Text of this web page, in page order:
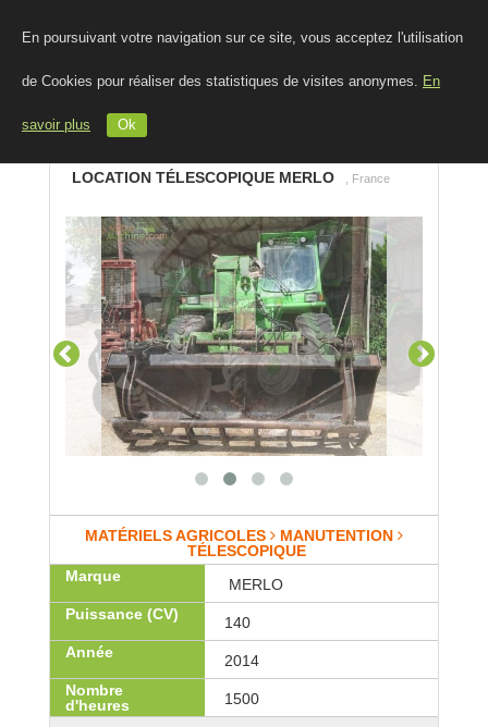
En poursuivant votre navigation sur ce site, vous acceptez l'utilisation
de Cookies pour réaliser des statistiques de visites anonymes. En
savoir plus Ok
LOCATION TÉLESCOPIQUE MERLO , France
MATÉRIELS AGRICOLES
MANUTENTION
TÉLESCOPIQUE
Marque
MERLO
Puissance (CV)
140
Année
2014
Nombre
d'heures
1500